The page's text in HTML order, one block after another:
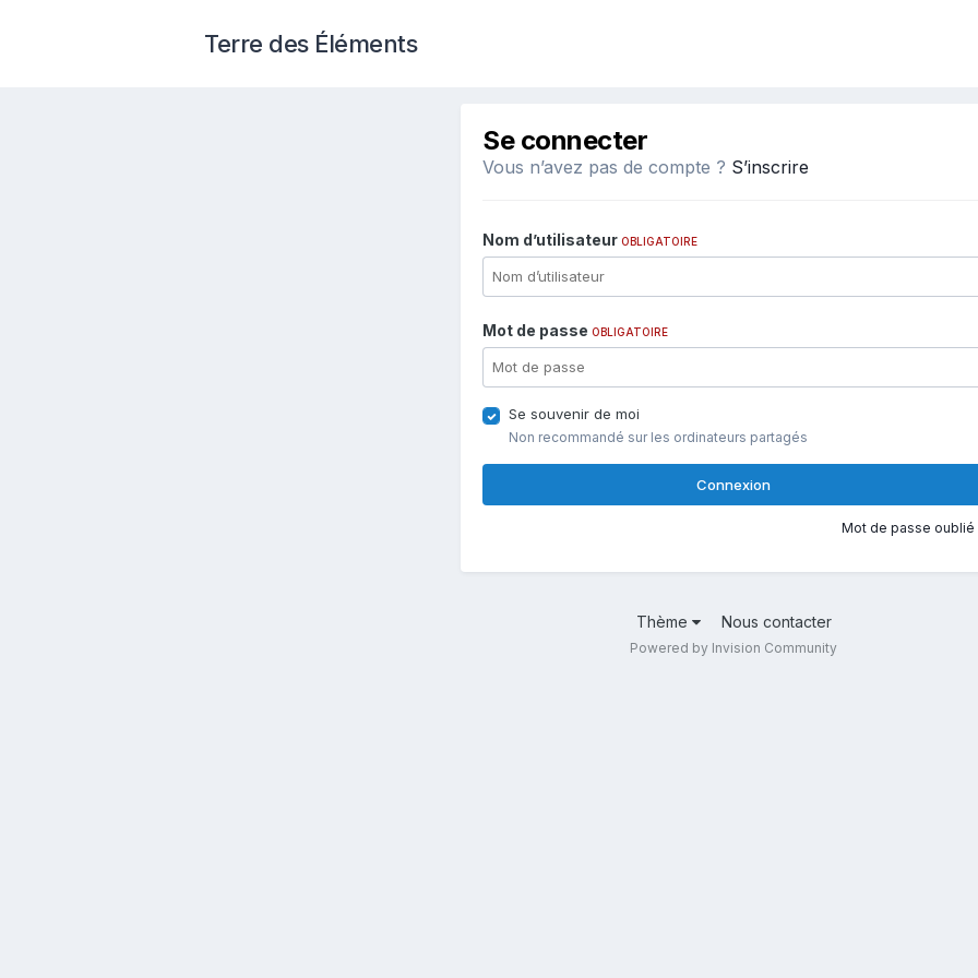
Terre des Éléments
Se connecter
Vous n’avez pas de compte ? S’inscrire
Nom d’utilisateur OBLIGATOIRE
Mot de passe OBLIGATOIRE
Se souvenir de moi
Non recommandé sur les ordinateurs partagés
Connexion
Mot de passe oublié
Thème Nous contacter
Powered by Invision Community